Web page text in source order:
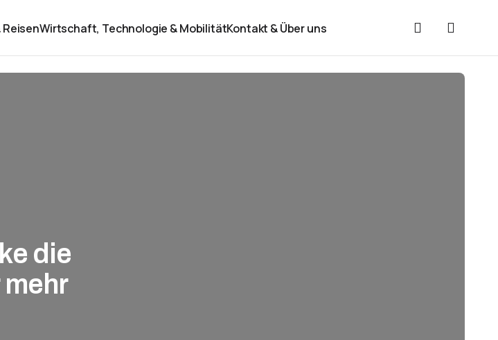
ReisenWirtschaft, Technologie & MobilitätKontakt & Über uns
die